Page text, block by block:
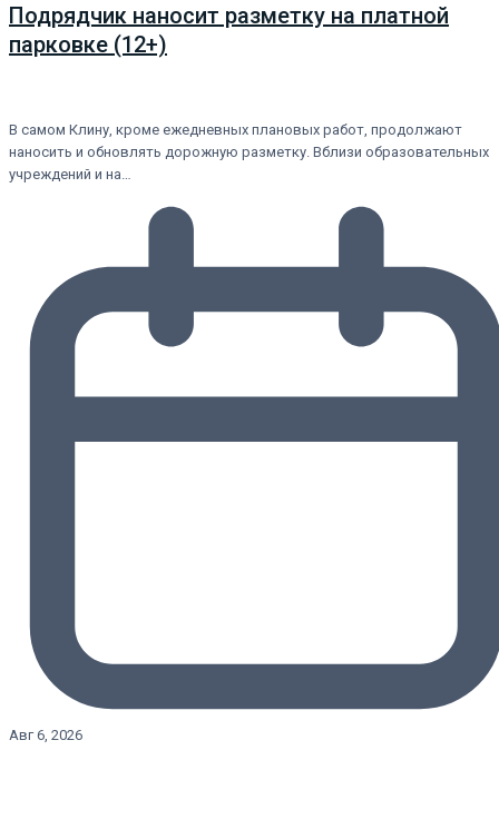
Подрядчик наносит разметку на платной
парковке (12+)
В самом Клину, кроме ежедневных плановых работ, продолжают
наносить и обновлять дорожную разметку. Вблизи образовательных
учреждений и на…
Авг 6, 2026